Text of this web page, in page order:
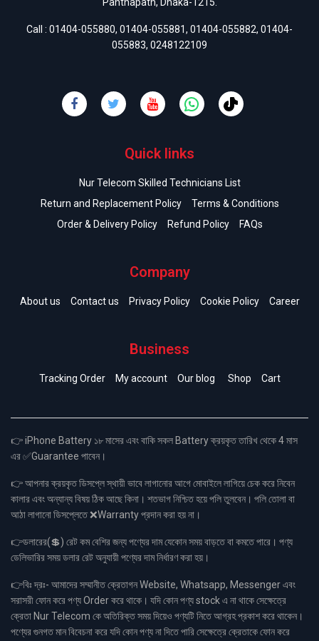
Panthapath, Dhaka-1215.
Call : 01404-055880, 01404-055881, 01404-055882, 01404-
055883, 0248122109
Quick links
Nur Telecom Skilled Technicians List
Return and Replacement Policy
Terms & Conditions
Order & Delivery Policy
Refund Policy FAQs
Company
About us Contact us Privacy Policy Cookie Policy Career
Business
Tracking Order My account Our blog Shop Cart
👉 iPhone Battery ১৮ মাসের এবং বাকি সকল Battery ক্রয়কৃত তারিখ থেকে 4 মাস
এর ✅Guarantee পাবেন।
👉 আপনার ক্রয়কৃত ডিসপ্লে স্থায়ী ভাবে লাগানোর আগে মোবাইলে লাগিয়ে চেক করে নিবেন
কালার এবং অন্যান্য বিষয় ঠিক আছে কিনা। শতভাগ নিশ্চিত হয়ে পলি তুলবেন। পলি তোলা বা
আঠা লাগানো ডিসপ্লেতে ❌Warranty প্রদান করা হয় না।
👉ডলারের(💲) রেট কম বেশির জন্য পণ্যের দাম যেকোন সময় বাড়তে বা কমতে পারে। পণ্য
ডেলিভারির সময় ডলার রেট অনুযায়ী পণ্যের দাম নির্ধারণ করা হয়।
👉বিঃ দ্রঃ- আমাদের সম্মানীত ক্রেতাগন Website, Whatsapp, Messenger এবং
সরাসরী ফোন করে পণ্য Order করে থাকে। যদি কোন পণ্য stock এ না থাকে সেক্ষেত্রে
ক্রেতা Nur Telecom কে অতিরিক্ত সময় দিয়েও পণ্যটি নিতে আগ্রহ প্রকাশ করে থাকেন।
পণ্যের গুনগত মান বিবেচনা করে যদি কোন পণ্য না দিতে পারি সেক্ষেত্রে ক্রেতাকে ফোন করে